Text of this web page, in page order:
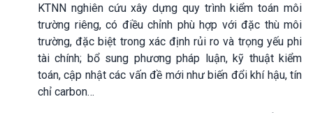
KTNN nghiên cứu xây dựng quy trình kiểm toán môi
trường riêng, có điều chỉnh phù hợp với đặc thù môi
trường, đặc biệt trong xác định rủi ro và trọng yếu phi
tài chính; bổ sung phương pháp luận, kỹ thuật kiểm
toán, cập nhật các vấn đề mới như biến đổi khí hậu, tín
chỉ carbon…